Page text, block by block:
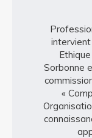
intervient
Sorbonne
«